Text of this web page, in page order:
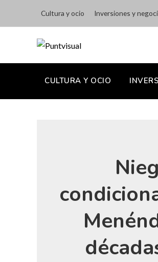
Cultura y ocio Inversiones y
CULTURA Y OCIO